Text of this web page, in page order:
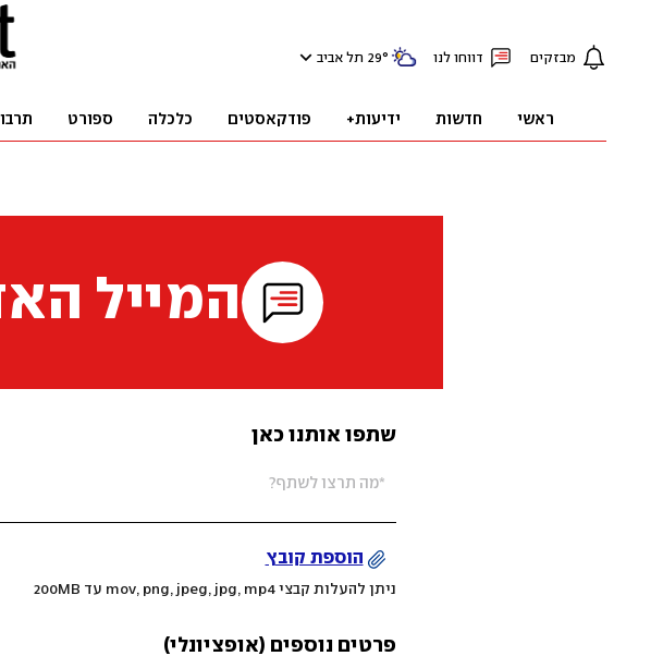
מבזקים דווחו לנו 29° תל אביב
ראשי חדשות ידיעות+ פודקאסטים כלכלה ספורט
המייל
שתפו אותנו כאן
הוספת קובץ
ניתן להעלות קבצי mov, png, jpeg, jpg, mp4 עד 200MB
פרטים נוספים (אופציונלי)